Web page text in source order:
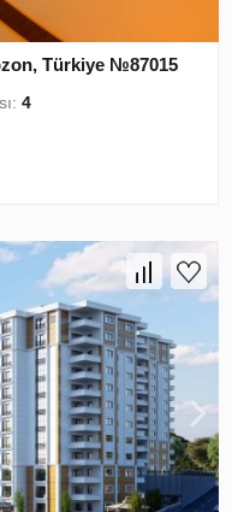
Türkiye №87015
4